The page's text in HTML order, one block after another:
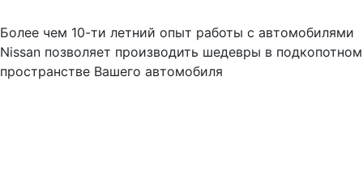
Более чем 10-ти летний опыт работы с автомобилями
Nissan позволяет производить шедевры в подкопотном
пространстве Вашего автомобиля